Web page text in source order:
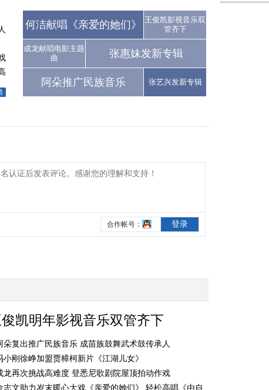
何洁献唱《亲爱的她们》
王俊凯影视音乐双
管齐下
成龙献唱电影主题
曲
张惠妹发新专辑
阿朵推广民族音乐 张艺兴发新专辑
凯明年影视音乐双管齐下
朵复出推广民族音乐 成苗族鼓舞武术鼓传承人
小刚徐峥加盟贾樟柯新片《江湖儿女》
龙再次挑战高难度 登悉尼歌剧院屋顶拍动作戏
志文助力岁末暖心大戏《亲爱的她们》 轻松高唱《由自